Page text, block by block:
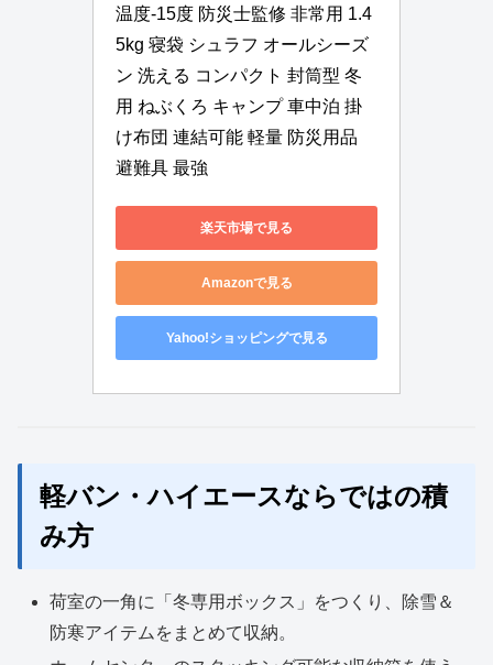
温度-15度 防災士監修 非常用 1.4
5kg 寝袋 シュラフ オールシーズ
ン 洗える コンパクト 封筒型 冬
用 ねぶくろ キャンプ 車中泊 掛
け布団 連結可能 軽量 防災用品
避難具 最強
楽天市場で見る
Amazonで見る
Yahoo!ショッピングで見る
軽バン・ハイエースならではの積
み方
荷室の一角に「冬専用ボックス」をつくり、除雪＆
防寒アイテムをまとめて収納。